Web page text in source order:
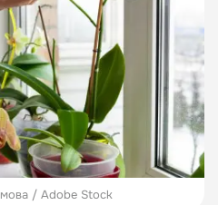
/ Adobe Stock